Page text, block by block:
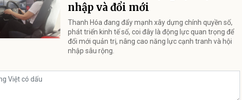
nhập và đổi mới
Thanh Hóa đang đẩy mạnh xây dựng chính quyền số,
phát triển kinh tế số, coi đây là động lực quan trọng để
đổi mới quản trị, nâng cao năng lực cạnh tranh và hội
nhập sâu rộng.